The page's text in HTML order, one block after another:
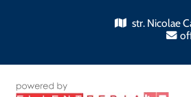
str. Nicolae